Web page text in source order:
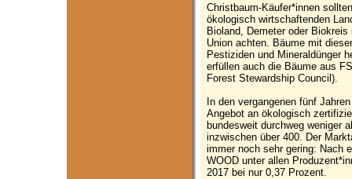
Christbaum-Käufer*innen
ökologisch wirtschaftenden
Bioland, Demeter oder
Union achten. Bäume mit
Pestiziden und Mineraldünger
erfüllen auch die Bäume aus
Forest Stewardship Council).
In den vergangenen fünf
Angebot an ökologisch
bundesweit durchweg weniger
inzwischen über 400. Der
immer noch sehr gering: Nach
WOOD unter allen
2017 bei nur 0,37 Prozent.